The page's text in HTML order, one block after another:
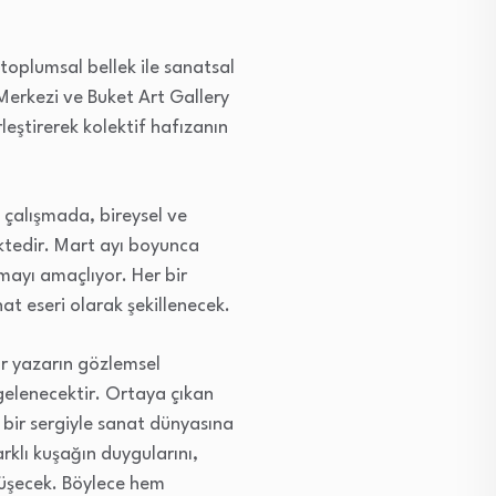
toplumsal bellek ile sanatsal
ve Buket Art Gallery
kolektif hafızanın
bireysel ve
Mart ayı boyunca
amaçlıyor. Her bir
eseri olarak şekillenecek.
yazarın gözlemsel
Ortaya çıkan
sergiyle sanat dünyasına
kuşağın duygularını,
Böylece hem